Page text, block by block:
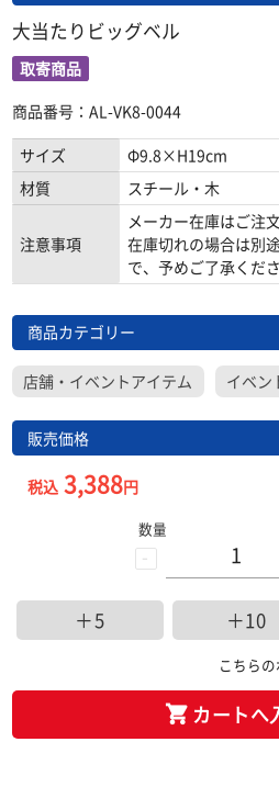
大当たりビッグベル
取寄商品
商品番号：AL-VK8-0044
サイズ
Φ9.8×H19cm
材質
スチール・木
注意事項
メーカー在庫はご注
在庫切れの場合は別
で、予めご了承くださ
商品カテゴリー
店舗・イベントアイテム イベン
販売価格
税込3,388円
-
数量
＋5 ＋10
こちら
カートへ